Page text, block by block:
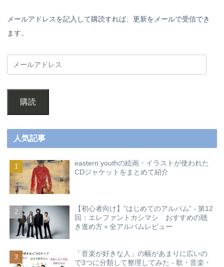
メールアドレスを記入して購読すれば、更新をメールで受信でき
ます。
購読
人気記事
eastern youthの絵画・イラストが使われた
CDジャケットをまとめて紹介
【初心者向け】”はじめてのアルバム” - 第12
回：エレファントカシマシ おすすめの聴
き進め方＋全アルバムレビュー
「音楽が好きな人」の幅があまりに広いの
で3つに分類して整理してみた - 歌・音楽・